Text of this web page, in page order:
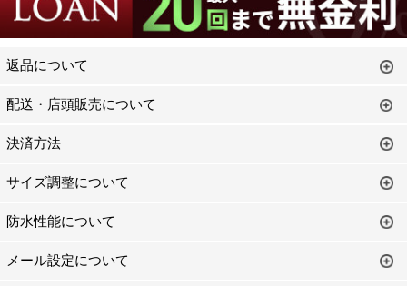
返品について
配送・店頭販売について
決済方法
サイズ調整について
防水性能について
メール設定について